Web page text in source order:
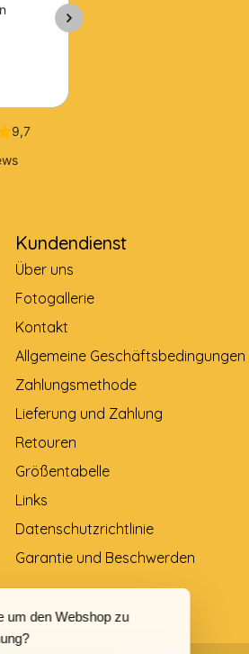
um den Webshop zu
Kundendienst
Über uns
Fotogallerie
Kontakt
Allgemeine Geschäftsbedingungen
Zahlungsmethode
Lieferung und Zahlung
Retouren
Größentabelle
Links
Datenschutzrichtlinie
Garantie und Beschwerden